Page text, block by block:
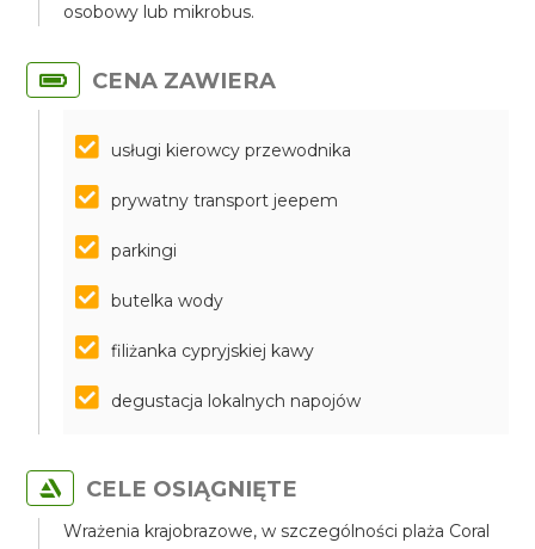
osobowy lub mikrobus.
CENA ZAWIERA
usługi kierowcy przewodnika
prywatny transport jeepem
parkingi
butelka wody
filiżanka cypryjskiej kawy
degustacja lokalnych napojów
CELE OSIĄGNIĘTE
Wrażenia krajobrazowe, w szczególności plaża Coral